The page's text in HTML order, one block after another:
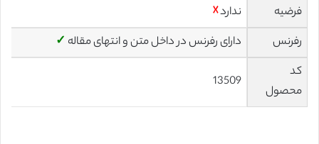
فرضیه
ندارد☓
رفرنس
دارای رفرنس در داخل متن و انتهای مقاله ✓
کد
محصول
13509